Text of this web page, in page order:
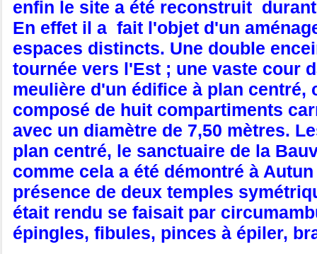
enfin le site a été reconstruit
En effet il a fait l'objet d'un
espaces distincts. Une double
tournée vers l'Est ; une vaste cour
meulière d'un édifice à plan
composé de huit compartiments
avec un diamètre de 7,50 mètres.
plan centré, le sanctuaire de la
comme cela a été démontré à
présence de deux temples
était rendu se faisait par
épingles, fibules, pinces à épiler,